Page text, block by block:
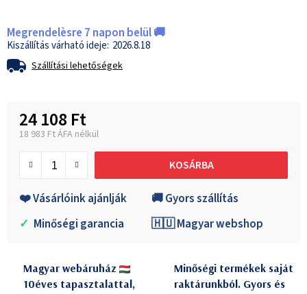
Megrendelèsre 7 napon belül 🚚
2026.8.18
Szállítási lehetőségek
24 108 Ft
18 983 Ft ÁFA nélkül
KOSÁRBA
❤️ Vásárlóink ajánlják
🚚 Gyors szállítás
✓ Minőségi garancia 🇭🇺 Magyar webshop
Magyar webáruház
10éves tapasztalattal,
Minőségi termékek saját
raktárunkból. Gyors és